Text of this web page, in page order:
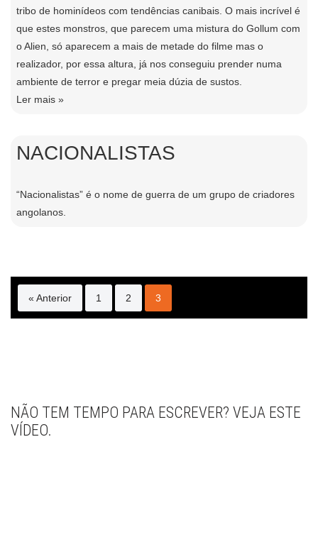
tribo de hominí­deos com tendências canibais. O mais incrí­vel é
que estes monstros, que parecem uma mistura do Gollum com
o Alien, só aparecem a mais de metade do filme mas o
realizador, por essa altura, já nos conseguiu prender numa
ambiente de terror e pregar meia dúzia de sustos.
Ler mais »
NACIONALISTAS
“Nacionalistas” é o nome de guerra de um grupo de criadores
angolanos.
« Anterior 1 2 3
NÃO TEM TEMPO PARA ESCREVER? VEJA ESTE
VÍDEO.